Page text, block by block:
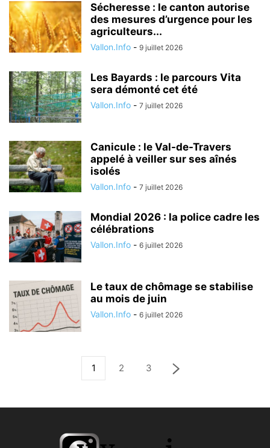
Sécheresse : le canton autorise
des mesures d’urgence pour les
agriculteurs...
Vallon.Info - 9 juillet 2026
Les Bayards : le parcours Vita
sera démonté cet été
Vallon.Info - 7 juillet 2026
Canicule : le Val-de-Travers
appelé à veiller sur ses aînés
isolés
Vallon.Info - 7 juillet 2026
Mondial 2026 : la police cadre les
célébrations
Vallon.Info - 6 juillet 2026
Le taux de chômage se stabilise
au mois de juin
Vallon.Info - 6 juillet 2026
1 2 3